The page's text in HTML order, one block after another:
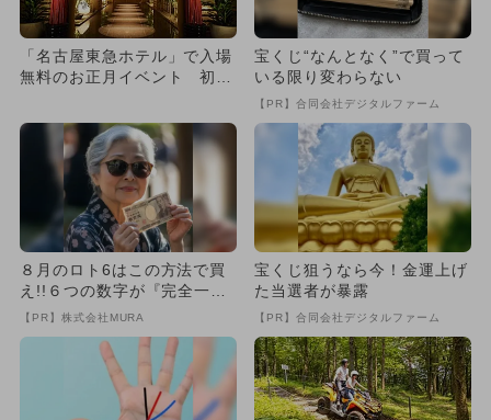
「名古屋東急ホテル」で入場
無料のお正月イベント 初詣
宝くじ“なんとなく”で買って
いる限り変わらない
【PR】合同会社デジタルファーム
８月のロト6はこの方法で買
え!!６つの数字が『完全一
致』する方法
【PR】株式会社MURA
宝くじ狙うなら今！金運上げ
た当選者が暴露
【PR】合同会社デジタルファーム